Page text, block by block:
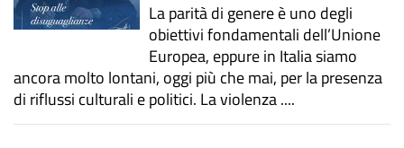
La parità di genere è uno degli
obiettivi fondamentali dell’Unione
Europea, eppure in Italia siamo
ancora molto lontani, oggi più che mai, per la presenza
di riflussi culturali e politici. La violenza ....